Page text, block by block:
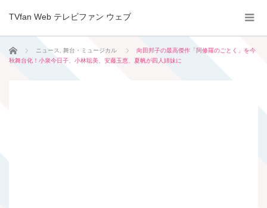
TVfan Web テレビファン ウェブ
ホーム ニュース 舞台・ミュージカル
向田邦子の最高傑作「阿修羅のごとく」を今
秋舞台化！小泉今日子、小林聡美、安藤玉恵、夏帆が四人姉妹に